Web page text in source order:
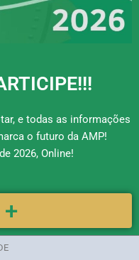
e todas as informações
o futuro da AMP!
2026, Online!